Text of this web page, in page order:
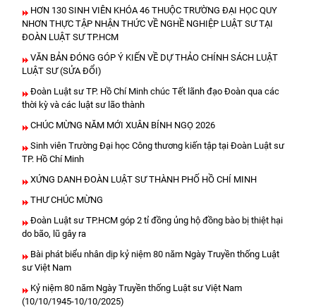
HƠN 130 SINH VIÊN KHÓA 46 THUỘC TRƯỜNG ĐẠI HỌC QUY
NHƠN THỰC TẬP NHẬN THỨC VỀ NGHỀ NGHIỆP LUẬT SƯ TẠI
ĐOÀN LUẬT SƯ TP.HCM
VĂN BẢN ĐÓNG GÓP Ý KIẾN VỀ DỰ THẢO CHÍNH SÁCH LUẬT
LUẬT SƯ (SỬA ĐỔI)
Đoàn Luật sư TP. Hồ Chí Minh chúc Tết lãnh đạo Đoàn qua các
thời kỳ và các luật sư lão thành
CHÚC MỪNG NĂM MỚI XUÂN BÍNH NGỌ 2026
Sinh viên Trường Đại học Công thương kiến tập tại Đoàn Luật sư
TP. Hồ Chí Minh
XỨNG DANH ĐOÀN LUẬT SƯ THÀNH PHỐ HỒ CHÍ MINH
THƯ CHÚC MỪNG
Đoàn Luật sư TP.HCM góp 2 tỉ đồng ủng hộ đồng bào bị thiệt hại
do bão, lũ gây ra
Bài phát biểu nhân dịp kỷ niệm 80 năm Ngày Truyền thống Luật
sư Việt Nam
Kỷ niệm 80 năm Ngày Truyền thống Luật sư Việt Nam
(10/10/1945-10/10/2025)